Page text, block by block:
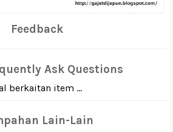
Feedback
Ask Questions
berkaitan item ...
Lain-Lain